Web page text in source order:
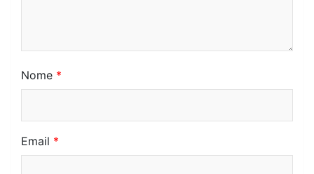
Nome *
Email *